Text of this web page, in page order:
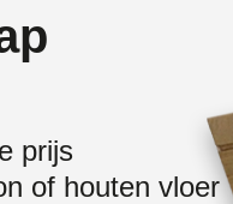
prijs
of houten vloer